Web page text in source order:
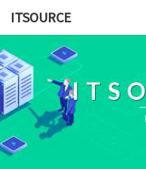
ITSOURCE